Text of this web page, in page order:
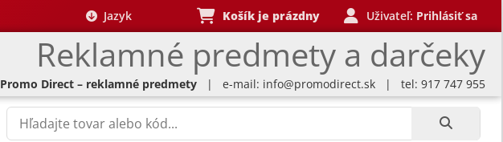
Reklamné predmety a darčeky
Jazyk Košík je prázdny Uživateľ: Prihlásiť sa
Promo Direct – reklamné predmety | e-mail: info@promodirect.sk | tel: 917 747 955